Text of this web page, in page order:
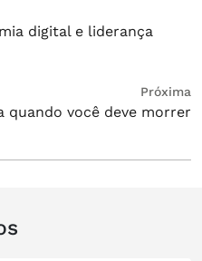
digital e liderança
Próxima
quando você deve morrer